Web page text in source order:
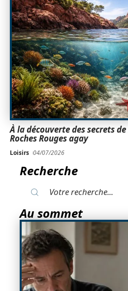
À la découverte des secrets
Roches Rouges agay
Loisirs 04/07/2026
Recherche
Au sommet